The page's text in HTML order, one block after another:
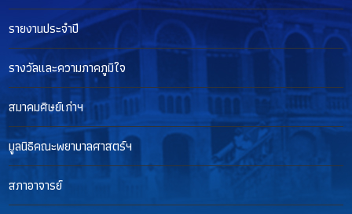
รายงานประจำปี
รางวัลและความภาคภูมิใจ
สมาคมศิษย์เก่าฯ
มูลนิธิคณะพยาบาลศาสตร์ฯ
สภาอาจารย์